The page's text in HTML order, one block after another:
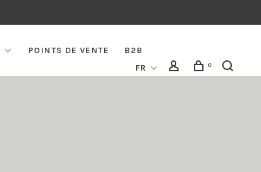
POINTS DE VENTE
B2B
FR
0